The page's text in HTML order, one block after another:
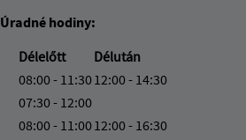
Úradné hodiny:
Délelőtt
Délután
08:00 - 11:3012:00 - 14:30
07:30 - 12:00
08:00 - 11:0012:00 - 16:30